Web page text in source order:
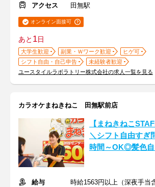
アクセス
田無駅
オンライン面接可
あと 1日
大学生歓迎 副業・Ｗワーク歓迎
ヒゲ可
シフト自由・自己申告
未経験者歓迎
ユースタイルラボラトリー株式会社の求人一覧を見る
カラオケまねきねこ 田無駅前店
【まねきねこ
＼シフト自由す
時間～OK◎髪色自
給与